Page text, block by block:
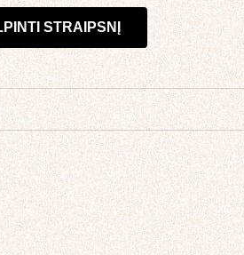
STRAIPSNĮ